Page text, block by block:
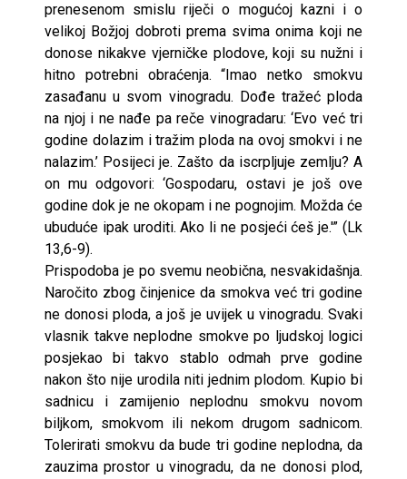
prenesenom smislu riječi o mogućoj kazni i o
velikoj Božjoj dobroti prema svima onima koji ne
donose nikakve vjerničke plodove, koji su nužni i
hitno potrebni obraćenja. “Imao netko smokvu
zasađanu u svom vinogradu. Dođe tražeć ploda
na njoj i ne nađe pa reče vinogradaru: ‘Evo već tri
godine dolazim i tražim ploda na ovoj smokvi i ne
nalazim.’ Posijeci je. Zašto da iscrpljuje zemlju? A
on mu odgovori: ‘Gospodaru, ostavi je još ove
godine dok je ne okopam i ne pognojim. Možda će
ubuduće ipak uroditi. Ako li ne posjeći ćeš je.'” (Lk
13,6-9).
Prispodoba je po svemu neobična, nesvakidašnja.
Naročito zbog činjenice da smokva već tri godine
ne donosi ploda, a još je uvijek u vinogradu. Svaki
vlasnik takve neplodne smokve po ljudskoj logici
posjekao bi takvo stablo odmah prve godine
nakon što nije urodila niti jednim plodom. Kupio bi
sadnicu i zamijenio neplodnu smokvu novom
biljkom, smokvom ili nekom drugom sadnicom.
Tolerirati smokvu da bude tri godine neplodna, da
zauzima prostor u vinogradu, da ne donosi plod,